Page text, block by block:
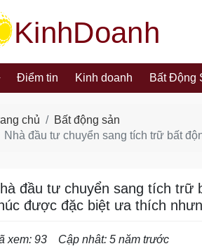
Điểm tin Kinh doanh Bất Động
chủ
Bất động sản
Nhà đầu tư chuyển sang tích trữ bất
đầu tư chuyển sang tích trữ
được đặc biệt ưa thích
xem: 93 Cập nhât: 5 năm trước